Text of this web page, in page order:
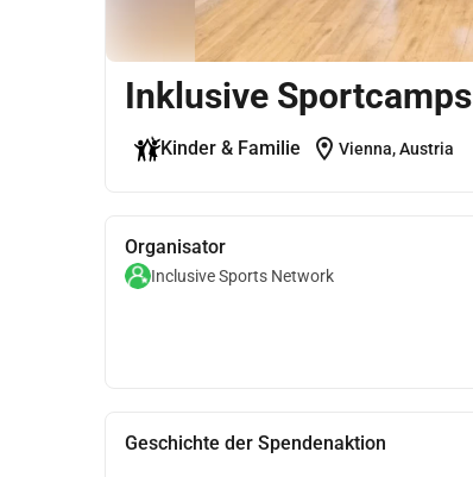
Inklusive Sportcamps
Kinder & Familie location_on Vienna, Austria
Organisator
Inclusive Sports Network
Geschichte der Spendenaktion